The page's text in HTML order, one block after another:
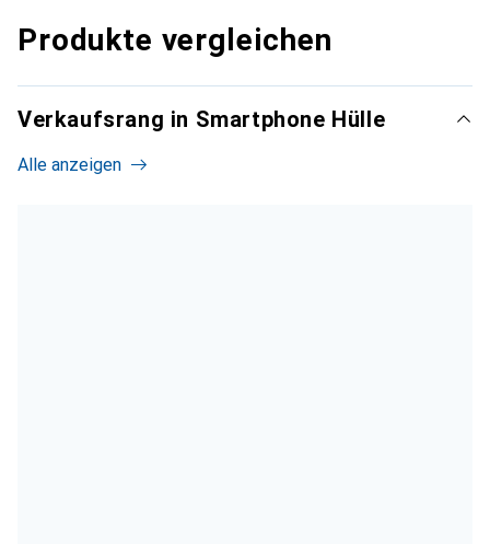
Produkte vergleichen
Verkaufsrang in Smartphone Hülle
Alle anzeigen